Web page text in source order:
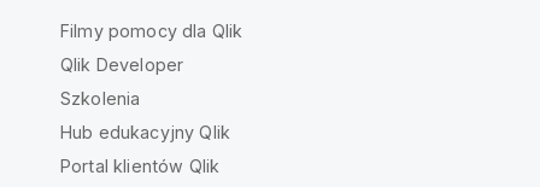
Filmy pomocy dla Qlik
Qlik Developer
Szkolenia
Hub edukacyjny Qlik
Portal klientów Qlik